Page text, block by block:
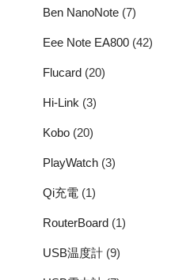
Ben NanoNote (7)
Eee Note EA800 (42)
Flucard (20)
Hi-Link (3)
Kobo (20)
PlayWatch (3)
Qi充電 (1)
RouterBoard (1)
USB温度計 (9)